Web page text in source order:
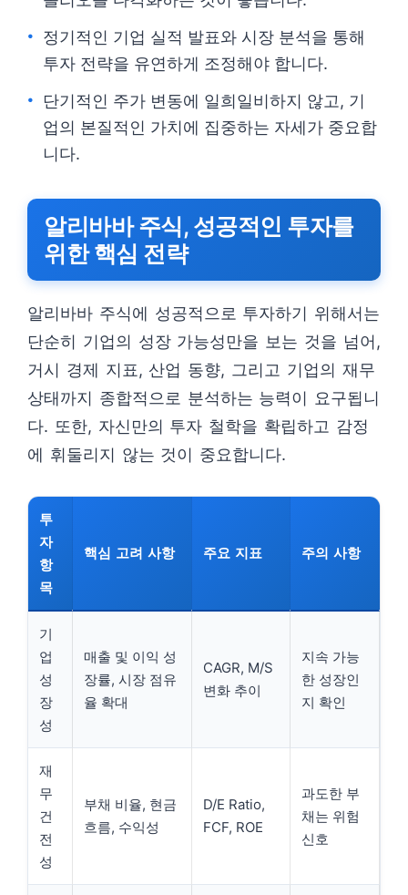
정기적인 기업 실적 발표와 시장 분석을 통해
투자 전략을 유연하게 조정해야 합니다.
단기적인 주가 변동에 일희일비하지 않고, 기
업의 본질적인 가치에 집중하는 자세가 중요합
니다.
알리바바 주식, 성공적인 투자를
위한 핵심 전략
알리바바 주식에 성공적으로 투자하기 위해서는
단순히 기업의 성장 가능성만을 보는 것을 넘어,
거시 경제 지표, 산업 동향, 그리고 기업의 재무
상태까지 종합적으로 분석하는 능력이 요구됩니
다. 또한, 자신만의 투자 철학을 확립하고 감정
에 휘둘리지 않는 것이 중요합니다.
투
자
항
목
핵심 고려 사항 주요 지표 주의 사항
기
업
성
장
성
매출 및 이익 성
장률, 시장 점유
율 확대
CAGR, M/S
변화 추이
지속 가능
한 성장인
지 확인
재
무
건
전
성
부채 비율, 현금
흐름, 수익성
D/E Ratio,
FCF, ROE
과도한 부
채는 위험
신호